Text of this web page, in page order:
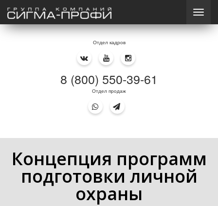
Отдел кадров
8 (800) 550-39-61
Отдел продаж
Концепция программ
подготовки личной
охраны